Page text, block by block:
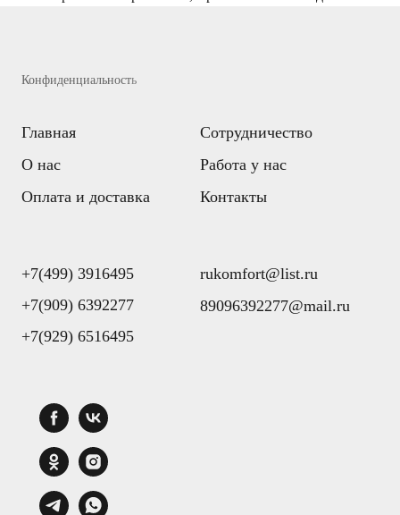
Конфиденциальность
Главная
О нас
Оплата и доставка
Сотрудничество
Работа у нас
Контакты
+7(499) 3916495
+7(909) 6392277
+7(929) 6516495
rukomfort@list.ru
89096392277@mail.ru